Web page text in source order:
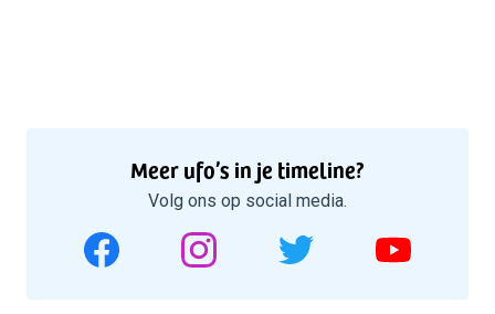
Meer ufo’s in je timeline?
Volg ons op social media.